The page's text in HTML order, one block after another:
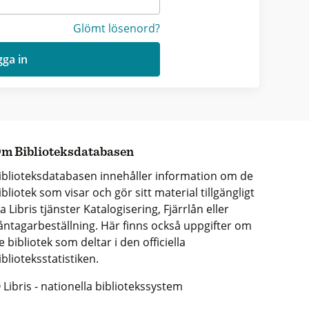
Glömt lösenord?
in
Biblioteksdatabasen
innehåller information om de
som visar och gör sitt material tillgängligt
Libris tjänster Katalogisering, Fjärrlån eller
Här finns också uppgifter om
bibliotek som deltar i den officiella
- nationella bibliotekssystem